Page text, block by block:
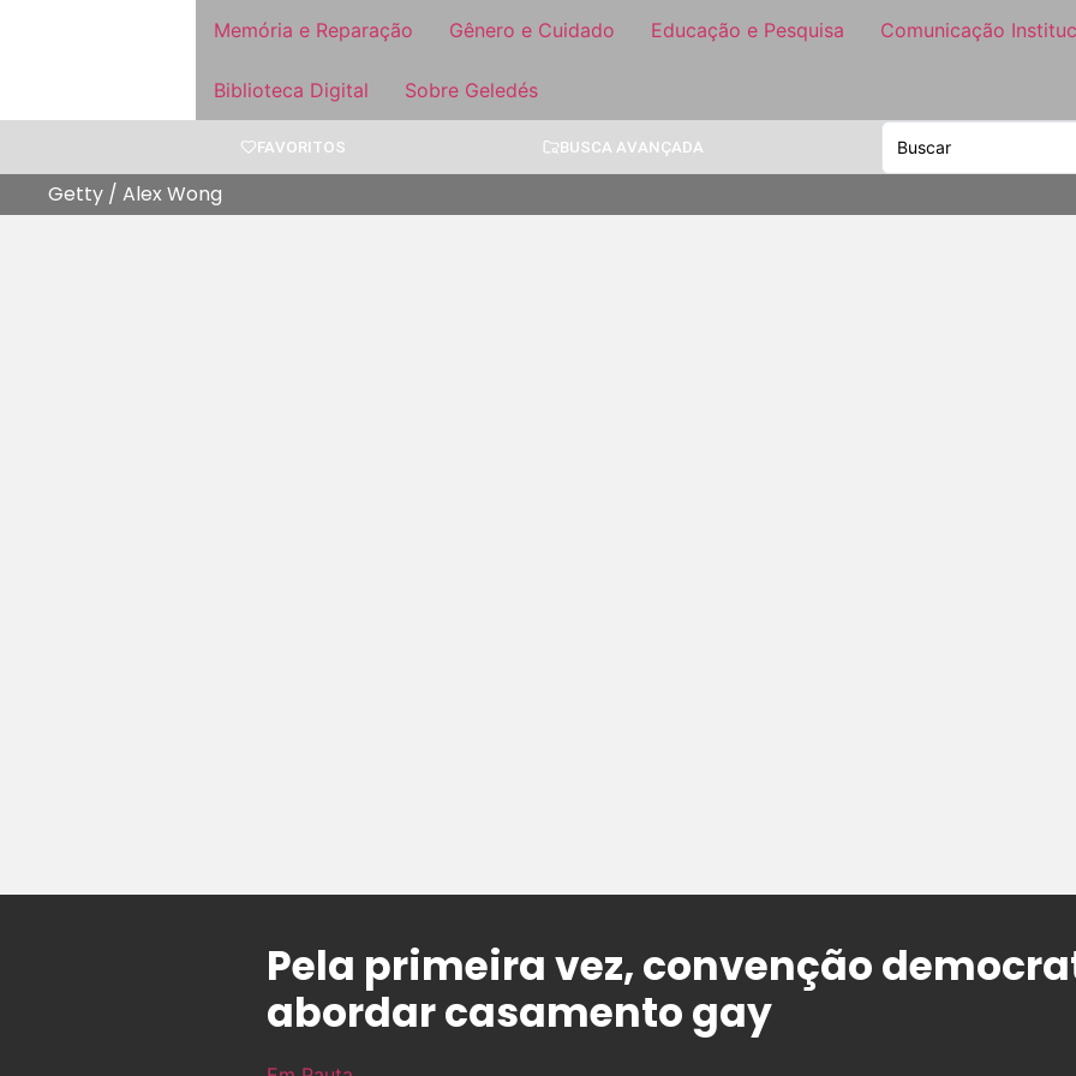
Memória e Reparação Gênero e Cuidado Educação e Pesquisa Comunicação
Biblioteca Digital Sobre Geledés
FAVORITOS BUSCA AVANÇADA
Getty / Alex Wong
Pela primeira vez, convenção
abordar casamento gay